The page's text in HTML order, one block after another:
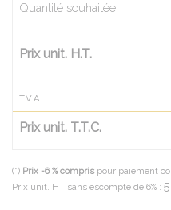
Quantité souhaitée
Prix unit. H.T.
T.V.A.
Prix unit. T.T.C.
(*) Prix -6 % compris pour paiement
Prix unit. HT sans escompte de 6% :